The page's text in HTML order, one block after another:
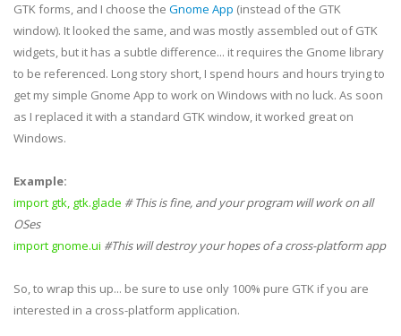
GTK forms, and I choose the Gnome App (instead of the GTK
window). It looked the same, and was mostly assembled out of GTK
widgets, but it has a subtle difference... it requires the Gnome library
to be referenced. Long story short, I spend hours and hours trying to
get my simple Gnome App to work on Windows with no luck. As soon
as I replaced it with a standard GTK window, it worked great on
Windows.
Example:
import gtk, gtk.glade # This is fine, and your program will work on all
OSes
import gnome.ui #This will destroy your hopes of a cross-platform app
So, to wrap this up... be sure to use only 100% pure GTK if you are
interested in a cross-platform application.